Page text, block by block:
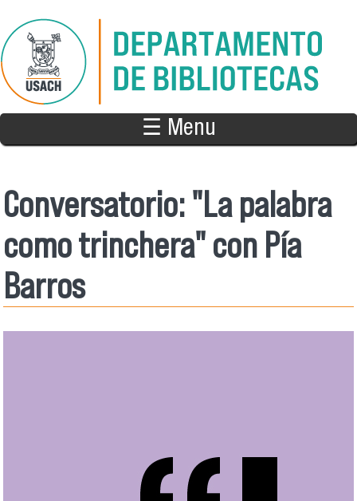
☰ Menu
Conversatorio: "La palabra
como trinchera" con Pía
Barros